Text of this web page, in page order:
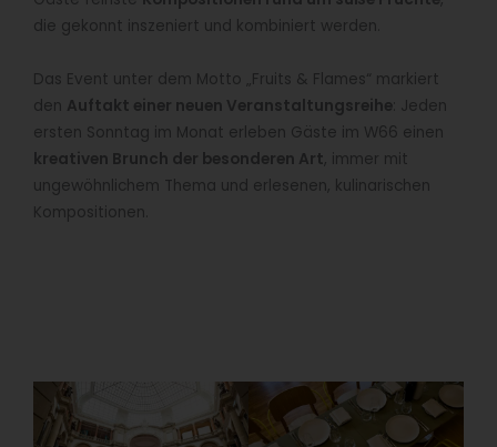
die gekonnt inszeniert und kombiniert werden.
Das Event unter dem Motto „Fruits & Flames“ markiert
den Auftakt einer neuen Veranstaltungsreihe : Jeden
ersten Sonntag im Monat erleben Gäste im W66 einen
kreativen Brunch der besonderen Art, immer mit
ungewöhnlichem Thema und erlesenen, kulinarischen
Kompositionen.